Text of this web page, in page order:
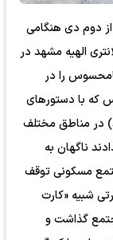
دوم دی هنگامی
الهیه مشهد در
را در
که با دستورهای
در مناطق مختلف
ناگهان به
مسکونی توقف
شبیه «کارت
گذاشت و